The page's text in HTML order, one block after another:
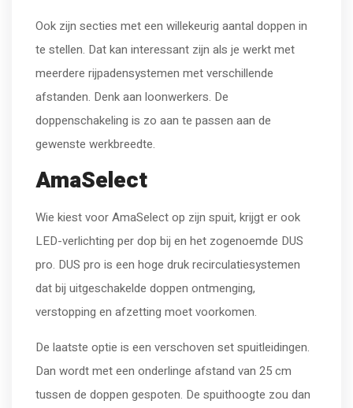
Ook zijn secties met een willekeurig aantal doppen in
te stellen. Dat kan interessant zijn als je werkt met
meerdere rijpadensystemen met verschillende
afstanden. Denk aan loonwerkers. De
doppenschakeling is zo aan te passen aan de
gewenste werkbreedte.
AmaSelect
Wie kiest voor AmaSelect op zijn spuit, krijgt er ook
LED-verlichting per dop bij en het zogenoemde DUS
pro. DUS pro is een hoge druk recirculatiesystemen
dat bij uitgeschakelde doppen ontmenging,
verstopping en afzetting moet voorkomen.
De laatste optie is een verschoven set spuitleidingen.
Dan wordt met een onderlinge afstand van 25 cm
tussen de doppen gespoten. De spuithoogte zou dan